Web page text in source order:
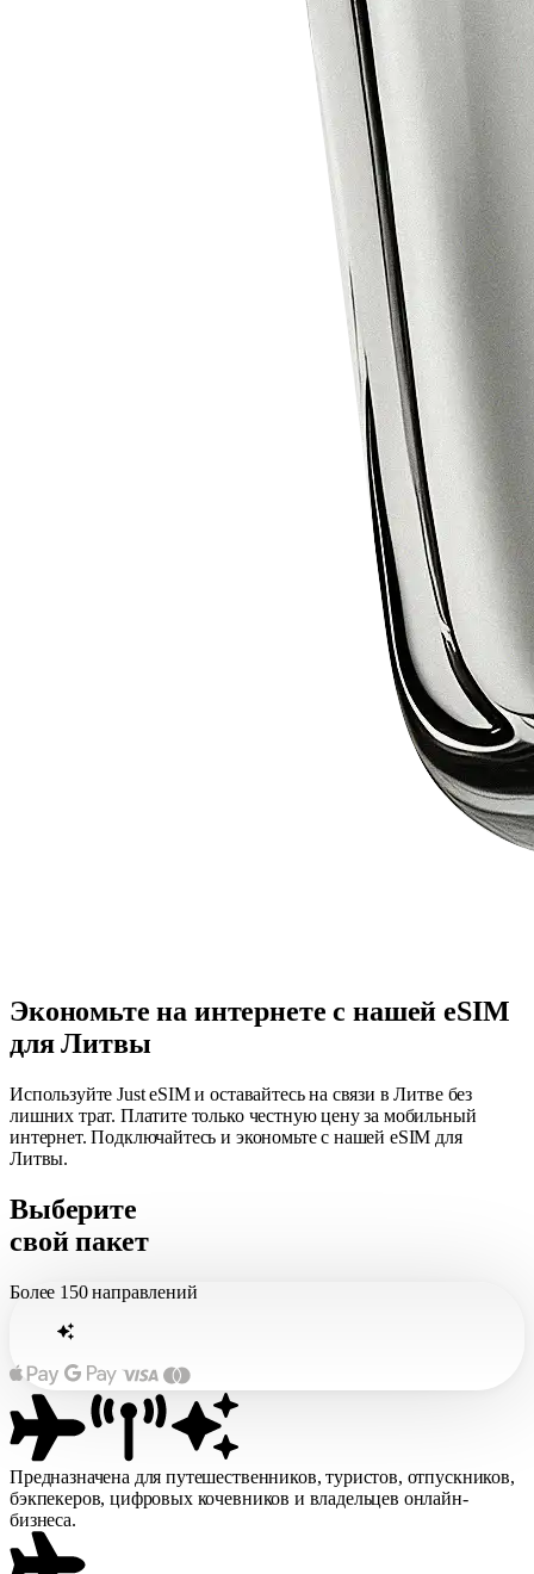
Экономьте на интернете с нашей eSIM
для Литвы
Используйте Just eSIM и оставайтесь на связи в Литве без
лишних трат. Платите только честную цену за мобильный
интернет. Подключайтесь и экономьте с нашей eSIM для
Литвы.
Выберите
свой пакет
Более 150 направлений
Предназначена для путешественников, туристов, отпускников,
бэкпекеров, цифровых кочевников и владельцев онлайн-
бизнеса.